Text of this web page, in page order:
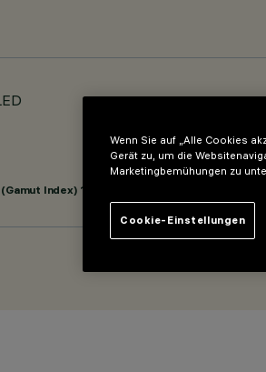
Index) 102
Wenn Sie auf „Alle Cookies
Gerät zu, um die
Marketingbemühungen zu
Cookie-Einstellungen